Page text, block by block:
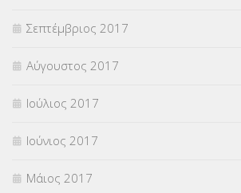
Σεπτέμβριος 2017
Αύγουστος 2017
Ιούλιος 2017
Ιούνιος 2017
Μάιος 2017